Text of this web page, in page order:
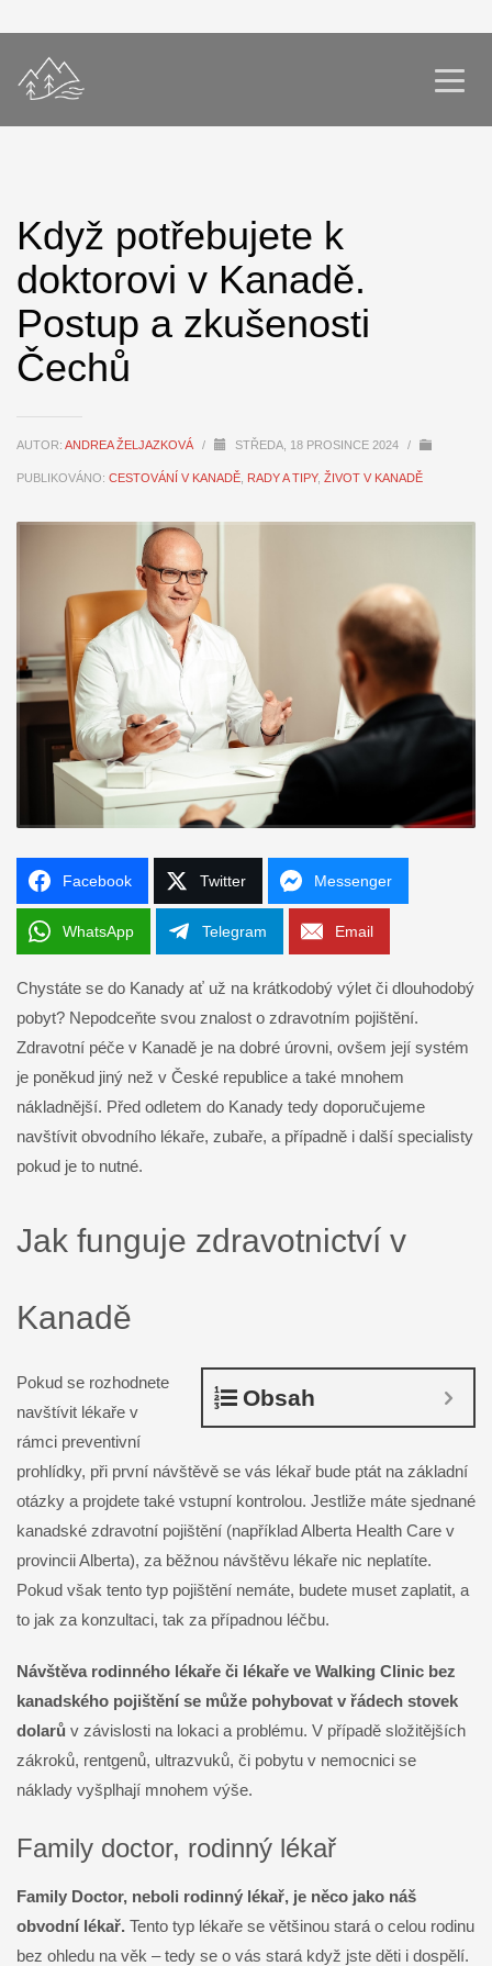
Když potřebujete k
doktorovi v Kanadě.
Postup a zkušenosti
Čechů
AUTOR: ANDREA ŽELJAZKOVÁ / STŘEDA, 18 PROSINCE 2024 /
PUBLIKOVÁNO: CESTOVÁNÍ V KANADĚ RADY A TIPY, ŽIVOT V KANADĚ
Facebook Twitter Messenger
WhatsApp Telegram Email
Chystáte se do Kanady ať už na krátkodobý výlet či dlouhodobý
pobyt? Nepodceňte svou znalost o zdravotním pojištění.
Zdravotní péče v Kanadě je na dobré úrovni, ovšem její systém
je poněkud jiný než v České republice a také mnohem
nákladnější. Před odletem do Kanady tedy doporučujeme
navštívit obvodního lékaře, zubaře, a případně i další specialisty
pokud je to nutné.
Jak funguje zdravotnictví v
Kanadě
Obsah
Pokud se rozhodnete
navštívit lékaře v
rámci preventivní
prohlídky, při první návštěvě se vás lékař bude ptát na základní
otázky a projdete také vstupní kontrolou. Jestliže máte sjednané
kanadské zdravotní pojištění (například Alberta Health Care v
provincii Alberta), za běžnou návštěvu lékaře nic neplatíte.
Pokud však tento typ pojištění nemáte, budete muset zaplatit, a
to jak za konzultaci, tak za případnou léčbu.
Návštěva rodinného lékaře či lékaře ve Walking Clinic bez
kanadského pojištění se může pohybovat v řádech stovek
dolarů v závislosti na lokaci a problému. V případě složitějších
zákroků, rentgenů, ultrazvuků, či pobytu v nemocnici se
náklady vyšplhají mnohem výše.
Family doctor, rodinný lékař
Family Doctor, neboli rodinný lékař, je něco jako náš
obvodní lékař. Tento typ lékaře se většinou stará o celou rodinu
bez ohledu na věk – tedy se o vás stará když jste děti i dospělí.